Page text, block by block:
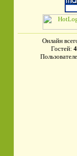
Онлайн
Гостей: 4